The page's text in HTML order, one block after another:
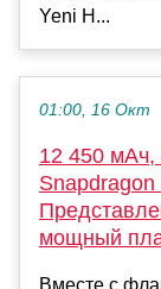
Yeni H...
01:00, 16 Окт
12 450 мАч,
мощный
Вместе с